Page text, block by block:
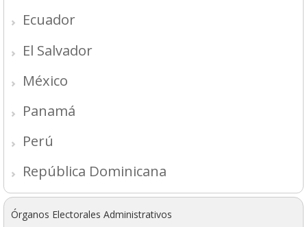
Ecuador
El Salvador
México
Panamá
Perú
República Dominicana
Órganos Electorales Administrativos